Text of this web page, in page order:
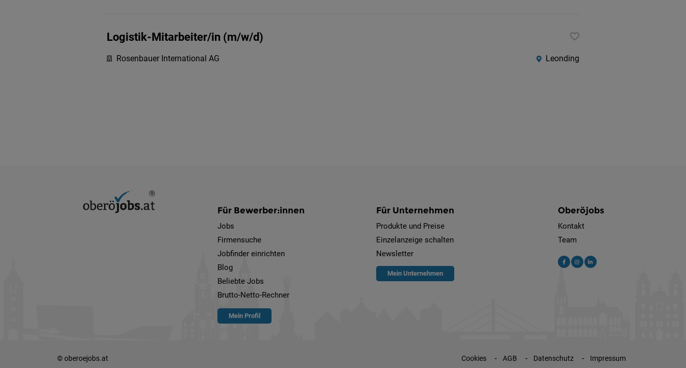
Logistik-Mitarbeiter/in (m/w/d)
Rosenbauer International AG Leonding
Für Bewerber:innen
Jobs
Firmensuche
Jobfinder einrichten
Blog
Beliebte Jobs
Brutto-Netto-Rechner
Mein Profil
Für Unternehmen
Produkte und Preise
Einzelanzeige schalten
Newsletter
Mein Unternehmen
Oberöjobs
Kontakt
Team
© oberoejobs.at Cookies AGB Datenschutz Impressum